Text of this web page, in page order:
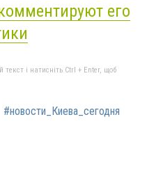
его
і натисніть Ctrl + Enter, щоб
#новости_Киева_сегодня